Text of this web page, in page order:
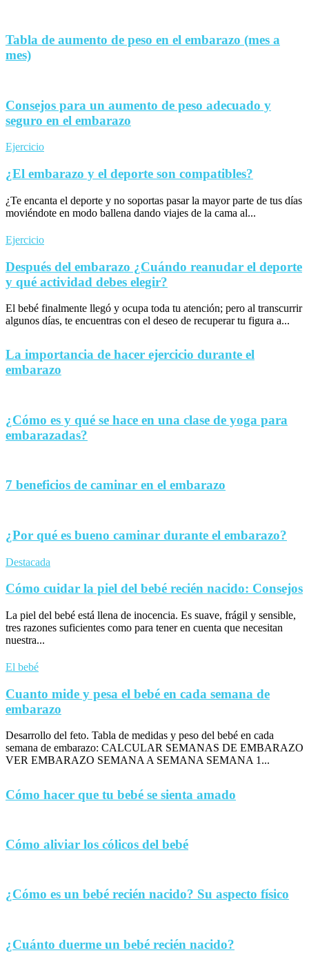
Tabla de aumento de peso en el embarazo (mes a
mes)
Consejos para un aumento de peso adecuado y
seguro en el embarazo
Ejercicio
¿El embarazo y el deporte son compatibles?
¿Te encanta el deporte y no soportas pasar la mayor parte de tus días
moviéndote en modo ballena dando viajes de la cama al...
Ejercicio
Después del embarazo ¿Cuándo reanudar el deporte
y qué actividad debes elegir?
El bebé finalmente llegó y ocupa toda tu atención; pero al transcurrir
algunos días, te encuentras con el deseo de recuperar tu figura a...
La importancia de hacer ejercicio durante el
embarazo
¿Cómo es y qué se hace en una clase de yoga para
embarazadas?
7 beneficios de caminar en el embarazo
¿Por qué es bueno caminar durante el embarazo?
Destacada
Cómo cuidar la piel del bebé recién nacido: Consejos
La piel del bebé está llena de inocencia. Es suave, frágil y sensible,
tres razones suficientes como para tener en cuenta que necesitan
nuestra...
El bebé
Cuanto mide y pesa el bebé en cada semana de
embarazo
Desarrollo del feto. Tabla de medidas y peso del bebé en cada
semana de embarazo: CALCULAR SEMANAS DE EMBARAZO
VER EMBARAZO SEMANA A SEMANA SEMANA 1...
Cómo hacer que tu bebé se sienta amado
Cómo aliviar los cólicos del bebé
¿Cómo es un bebé recién nacido? Su aspecto físico
¿Cuánto duerme un bebé recién nacido?